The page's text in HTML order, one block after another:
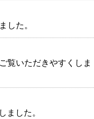
した。
覧いただきやすくしま
ました。